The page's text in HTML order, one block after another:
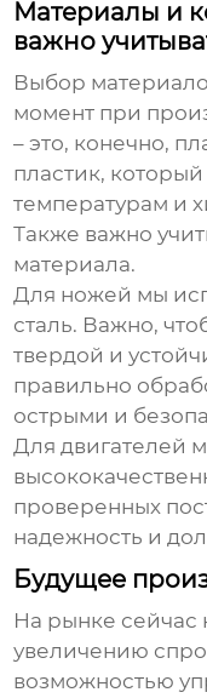
Материалы и
важно
Выбор
момент при
– это, конечно,
пластик,
температурам и
Также важно
материала.
Для ножей мы
сталь. Важно,
твердой и
правильно
острыми и
Для двигателей
проверенных
надежность и
Будущее
На рынке сейчас
увеличению
возможностью